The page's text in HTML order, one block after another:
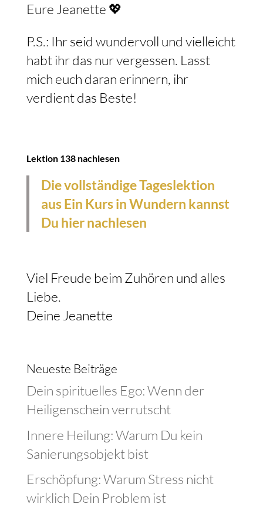
Eure Jeanette 💖
P.S.: Ihr seid wundervoll und vielleicht
habt ihr das nur vergessen. Lasst
mich euch daran erinnern, ihr
verdient das Beste!
Lektion 138 nachlesen
Die vollständige Tageslektion
aus Ein Kurs in Wundern kannst
Du hier nachlesen
Viel Freude beim Zuhören und alles
Liebe.
Deine Jeanette
Neueste Beiträge
Dein spirituelles Ego: Wenn der
Heiligenschein verrutscht
Innere Heilung: Warum Du kein
Sanierungsobjekt bist
Erschöpfung: Warum Stress nicht
wirklich Dein Problem ist